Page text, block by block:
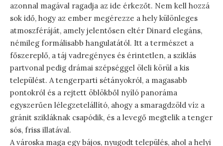
azonnal magával ragadja az ide érkezőt. Nem kell hozzá
sok idő, hogy az ember megérezze a hely különleges
atmoszféráját, amely jelentősen eltér Dinard elegáns,
némileg formálisabb hangulatától. Itt a természet a
főszereplő, a táj vadregényes és érintetlen, a sziklás
partvonal pedig drámai szépséggel öleli körül a kis
települést. A tengerparti sétányokról, a magasabb
pontokról és a rejtett öblökből nyíló panoráma
egyszerűen lélegzetelállító, ahogy a smaragdzöld víz a
gránit szikláknak csapódik, és a levegő megtelik a tenger
sós, friss illatával.
A városka maga egy bájos, nyugodt település, ahol a helyi